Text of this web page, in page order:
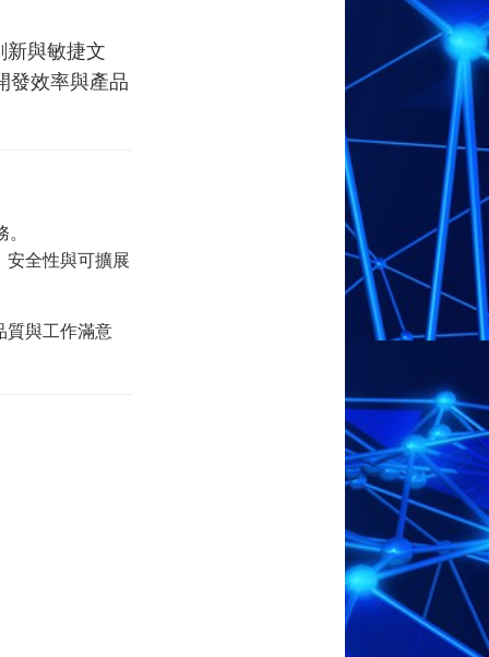
新與敏捷文
發效率與產品
安全性與可擴展
質與工作滿意